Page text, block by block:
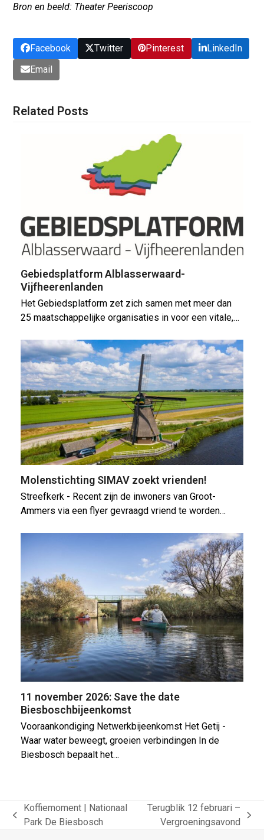
Bron en beeld: Theater Peeriscoop
Facebook Twitter Pinterest
LinkedIn
Email
Related Posts
Gebiedsplatform Alblasserwaard-
Vijfheerenlanden
Het Gebiedsplatform zet zich samen met meer dan
25 maatschappelijke organisaties in voor een vitale,…
Molenstichting SIMAV zoekt vrienden!
Streefkerk - Recent zijn de inwoners van Groot-
Ammers via een flyer gevraagd vriend te worden…
11 november 2026: Save the date
Biesboschbijeenkomst
Vooraankondiging Netwerkbijeenkomst Het Getij -
Waar water beweegt, groeien verbindingen In de
Biesbosch bepaalt het…
previous
Koffiemoment | Nationaal
Park De Biesbosch
Terugblik 12 februari –
Vergroeningsavond